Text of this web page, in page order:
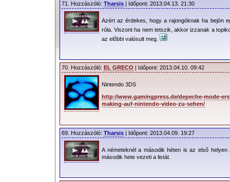
71. Hozzászóló: Tharsis | Időpont: 2013.04.13. 21:30
Azért az érdekes, hogy a rajongóknak ha bejön
róla. Viszont ha nem tetszik, akkor izzanak a
az előbbi valósult meg.
70. Hozzászóló: EL GRECO | Időpont: 2013.04.10. 09:42
Nintendo 3DS
http://www.gamingpress.de/depeche-mode-
making-auf-nintendo-video-zu-sehen/
69. Hozzászóló: Tharsis | Időpont: 2013.04.09. 19:27
A németeknél a második héten is az első
második hete vezeti a listát.